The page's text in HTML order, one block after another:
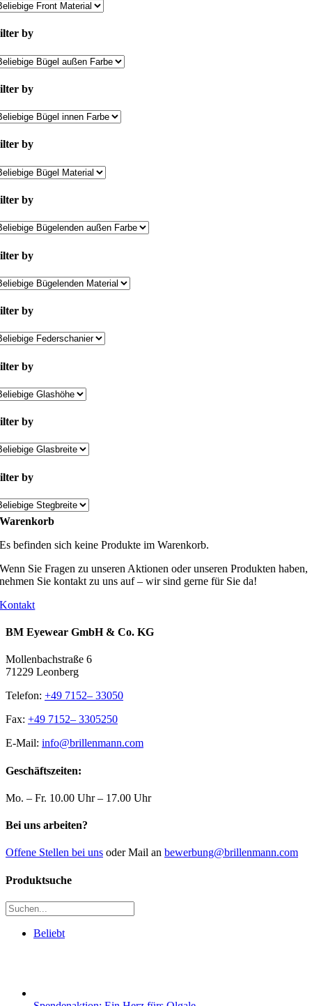
by
by
by
by
by
by
by
by
by
Warenkorb
Es befinden sich keine Produkte im Warenkorb.
Wenn Sie Fragen zu unseren Aktionen oder unseren Produkten haben,
nehmen Sie kontakt zu uns auf – wir sind gerne für Sie da!
Kontakt
BM Eyewear GmbH & Co. KG
Mollenbachstraße 6
71229 Leonberg
Telefon: +49 7152– 33050
Fax: +49 7152– 3305250
E-Mail: info@brillenmann.com
Geschäftszeiten:
Mo. – Fr. 10.00 Uhr – 17.00 Uhr
Bei uns arbeiten?
Offene Stellen bei uns oder Mail an bewerbung@brillenmann.com
Produktsuche
Beliebt